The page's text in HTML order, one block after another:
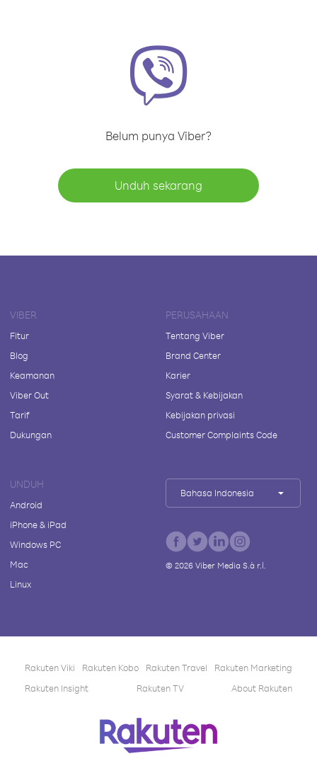
Belum punya Viber?
Unduh sekarang
VIBER
Fitur
Blog
Keamanan
Viber Out
Tarif
Dukungan
PERUSAHAAN
Tentang Viber
Brand Center
Karier
Syarat & Kebijakan
Kebijakan privasi
Customer Complaints Code
UNDUH
Android
iPhone & iPad
Windows PC
Mac
Linux
Bahasa Indonesia
© 2026Viber Media S.à r.l.
Rakuten Viki Rakuten Kobo Rakuten Travel
Rakuten Marketing
Rakuten Insight
Rakuten TV About Rakuten